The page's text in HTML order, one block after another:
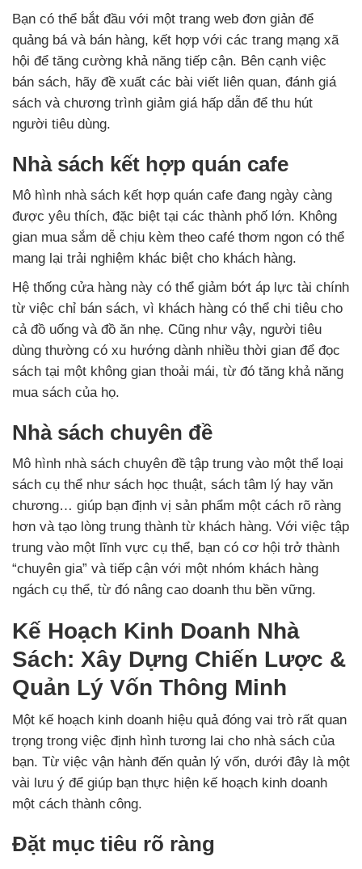
Bạn có thể bắt đầu với một trang web đơn giản để
quảng bá và bán hàng, kết hợp với các trang mạng xã
hội để tăng cường khả năng tiếp cận. Bên cạnh việc
bán sách, hãy đề xuất các bài viết liên quan, đánh giá
sách và chương trình giảm giá hấp dẫn để thu hút
người tiêu dùng.
Nhà sách kết hợp quán cafe
Mô hình nhà sách kết hợp quán cafe đang ngày càng
được yêu thích, đặc biệt tại các thành phố lớn. Không
gian mua sắm dễ chịu kèm theo café thơm ngon có thể
mang lại trải nghiệm khác biệt cho khách hàng.
Hệ thống cửa hàng này có thể giảm bớt áp lực tài chính
từ việc chỉ bán sách, vì khách hàng có thể chi tiêu cho
cả đồ uống và đồ ăn nhẹ. Cũng như vậy, người tiêu
dùng thường có xu hướng dành nhiều thời gian để đọc
sách tại một không gian thoải mái, từ đó tăng khả năng
mua sách của họ.
Nhà sách chuyên đề
Mô hình nhà sách chuyên đề tập trung vào một thể loại
sách cụ thể như sách học thuật, sách tâm lý hay văn
chương… giúp bạn định vị sản phẩm một cách rõ ràng
hơn và tạo lòng trung thành từ khách hàng. Với việc tập
trung vào một lĩnh vực cụ thể, bạn có cơ hội trở thành
“chuyên gia” và tiếp cận với một nhóm khách hàng
ngách cụ thể, từ đó nâng cao doanh thu bền vững.
Kế Hoạch Kinh Doanh Nhà
Sách: Xây Dựng Chiến Lược &
Quản Lý Vốn Thông Minh
Một kế hoạch kinh doanh hiệu quả đóng vai trò rất quan
trọng trong việc định hình tương lai cho nhà sách của
bạn. Từ việc vận hành đến quản lý vốn, dưới đây là một
vài lưu ý để giúp bạn thực hiện kế hoạch kinh doanh
một cách thành công.
Đặt mục tiêu rõ ràng